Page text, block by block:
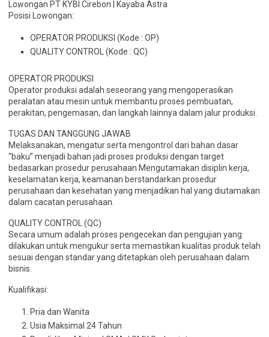
Lowongan PT KYBI Cirebon | Kayaba Astra
Posisi Lowongan:
OPERATOR PRODUKSI (Kode : OP)
QUALITY CONTROL (Kode : QC)
OPERATOR PRODUKSI
Operator produksi adalah seseorang yang mengoperasikan
peralatan atau mesin untuk membantu proses pembuatan,
perakitan, pengemasan, dan langkah lainnya dalam jalur produksi.
TUGAS DAN TANGGUNG JAWAB
Melaksanakan, mengatur serta mengontrol dari bahan dasar
“baku” menjadi bahan jadi proses produksi dengan target
bedasarkan prosedur perusahaan Mengutamakan disiplin kerja,
keselamatan kerja, keamanan berstandarkan prosedur
perusahaan dan kesehatan yang menjadikan hal yang diutamakan
dalam cacatan perusahaan.
QUALITY CONTROL (QC)
Secara umum adalah proses pengecekan dan pengujian yang
dilakukan untuk mengukur serta memastikan kualitas produk telah
sesuai dengan standar yang ditetapkan oleh perusahaan dalam
bisnis.
Kualifikasi:
Pria dan Wanita
Usia Maksimal 24 Tahun